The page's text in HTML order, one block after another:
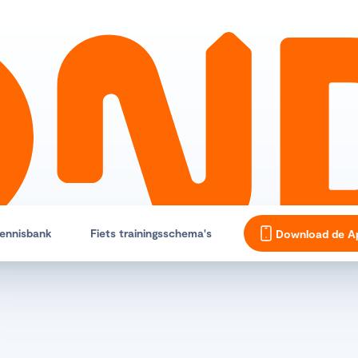
Fiets trainingsschema's Download de